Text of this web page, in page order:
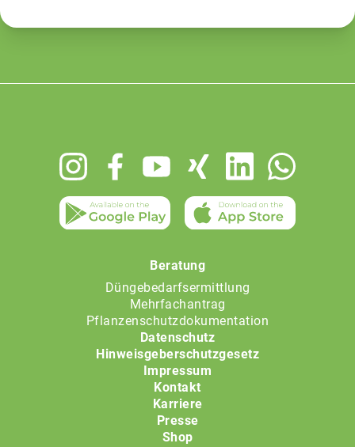
Beratung
Düngebedarfsermittlung
Mehrfachantrag
Pflanzenschutzdokumentation
Datenschutz
Hinweisgeberschutzgesetz
Impressum
Kontakt
Karriere
Presse
Shop